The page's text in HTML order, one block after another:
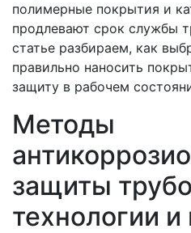
полимерные покрытия и
продлевают срок службы
статье разбираем, как
правильно наносить
защиту в рабочем
Методы
защиты
технологии